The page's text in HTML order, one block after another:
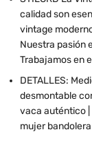
calidad son
vintage
Nuestra pasión
Trabajamos en
DETALLES:
desmontable
vaca auténtico |
mujer bandolera